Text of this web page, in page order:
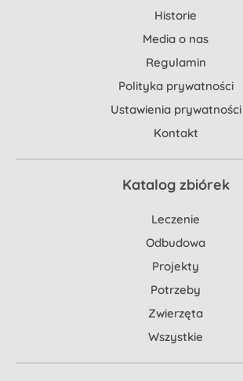
Historie
Media o nas
Regulamin
Polityka prywatności
Ustawienia prywatności
Kontakt
Katalog zbiórek
Leczenie
Odbudowa
Projekty
Potrzeby
Zwierzęta
Wszystkie